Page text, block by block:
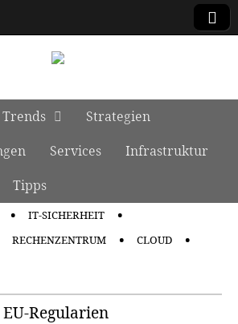
Trends
Strategien
Services
Infrastruktur
Tipps
IT-SICHERHEIT
RECHENZENTRUM
CLOUD
Regularien